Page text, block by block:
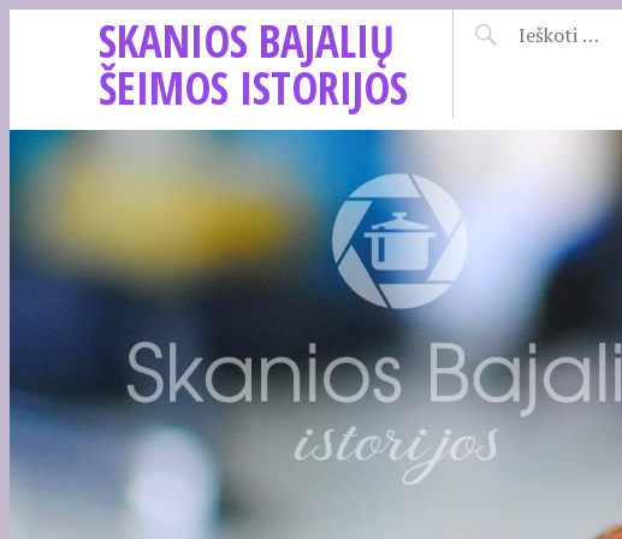
SKANIOS BAJALIŲ
ŠEIMOS ISTORIJOS